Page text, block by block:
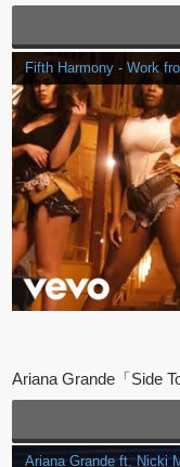
Fifth Harmony - Work
Ariana Grande「Side